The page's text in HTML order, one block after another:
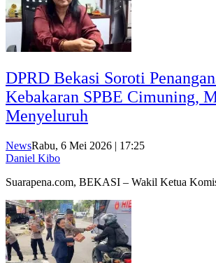
DPRD Bekasi Soroti
Kebakaran SPBE Cimuning,
Menyeluruh
NewsRabu, 6 Mei 2026 | 17:25
Daniel Kibo
Suarapena.com, BEKASI – Wakil Ketua